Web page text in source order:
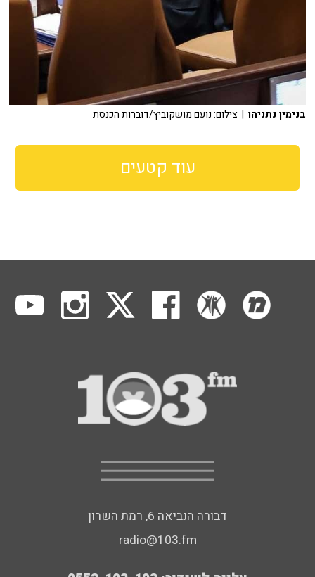
בנימין נתניהו | צילום: נועם מושקוביץ/דוברות הכנסת
עוד קטעים
דבורה הנביאה 6, רמת השרון
radio@103.fm